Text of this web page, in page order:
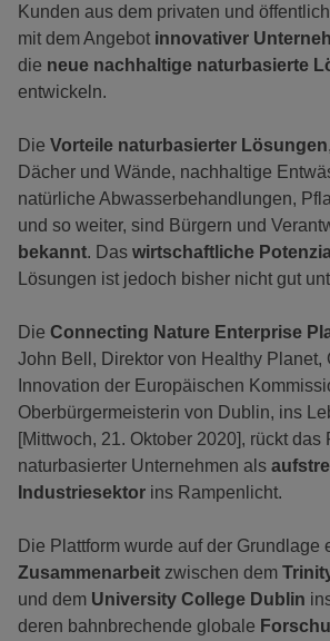
Kunden aus dem privaten und
mit dem Angebot innovativer
die neue nachhaltige naturbasierte
entwickeln.
Die Vorteile naturbasierter Lösungen
Dächer und Wände, nachhaltige
natürliche Abwasserbehandlungen,
und so weiter, sind Bürgern und
bekannt. Das wirtschaftliche
Lösungen ist jedoch bisher nicht gut
Die Connecting Nature Enterprise
John Bell, Direktor von Healthy Planet,
Innovation der Europäischen
Oberbürgermeisterin von Dublin, ins
[Mittwoch, 21. Oktober 2020], rückt das
naturbasierter Unternehmen als
Industriesektor ins Rampenlicht.
Die Plattform wurde auf der Grundlage
Zusammenarbeit zwischen dem
und dem University College Dublin
deren bahnbrechende globale